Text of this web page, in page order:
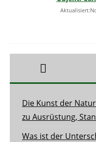
Die Kunst der
zu Ausrüstung,
Was ist der